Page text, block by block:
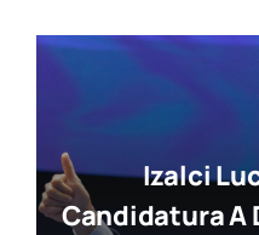
Izalci
Candidatura A